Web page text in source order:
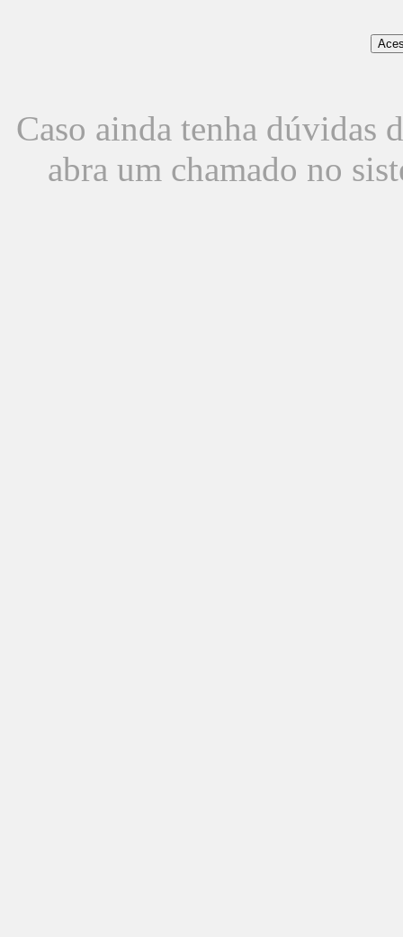
Caso ainda tenha dúvidas
abra um chamado no